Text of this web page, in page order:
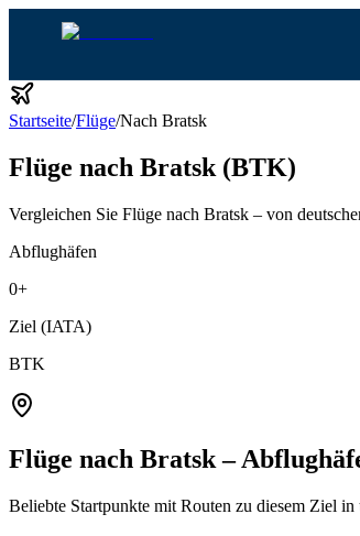
Startseite/Flüge/Nach Bratsk
Flüge nach Bratsk (BTK)
Vergleichen Sie Flüge nach Bratsk – von
Abflughäfen
0+
Ziel (IATA)
BTK
Flüge nach Bratsk –
Beliebte Startpunkte mit Routen zu diesem Ziel in